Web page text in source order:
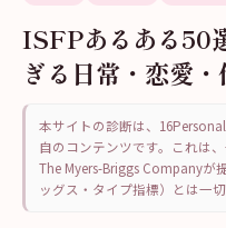
ISFPあるある50
ぎる日常・恋愛
本サイトの診断は、
自のコンテンツです。これは
The Myers-Briggs Companyが
ッグス・タイプ指標）とは一